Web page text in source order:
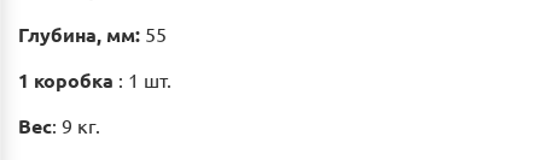
Глубина, мм: 55
1 коробка : 1 шт.
Вес: 9 кг.